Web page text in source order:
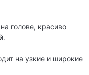
голове, красиво
на узкие и широкие